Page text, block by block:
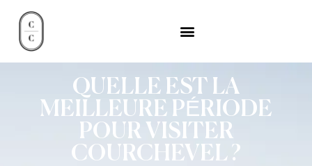
QUELLE EST LA
MEILLEURE PÉRIODE
POUR VISITER
COURCHEVEL ?